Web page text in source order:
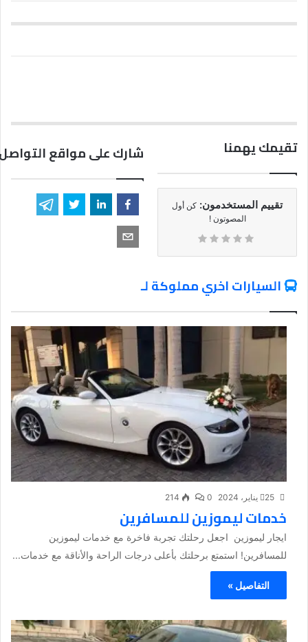
تقيمك يهمنا
تقييم المستخدمون: كن أول
المصوتون !
شارك على مواقع
السيارات اخري مملوكة لـ
25 يناير، 2024 0
214
خدمات ليموزين للمسافرين
ايجار ليموزين اجعل رحلتك تجربة فاخرة مع خدمات ليموزين
للمسافرين! استمتع برحلتك بأعلى درجات الراحة والأناقة مع خدمات...
التفاصيل »